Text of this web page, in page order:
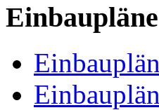
Einbaupläne